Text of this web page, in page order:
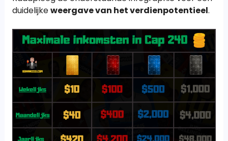
duidelijkeweergave van het verdienpotentieel.